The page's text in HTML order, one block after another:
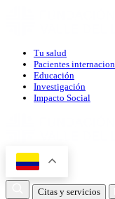
Tu salud
Pacientes
Educación
Investigación
Impacto Social
Citas y servicios